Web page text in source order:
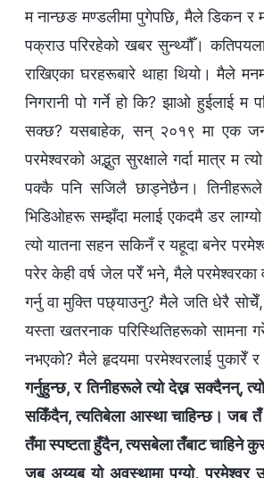
म नान्छङ मण्डलीमा पुगेपछि, मैले डिकन र
पक्राउ परिरहेको खबर सुन्थ्यौँ।
राखिएका घरहरूबारे थाहा थियो। मैले
निगरानी पो गर्ने हो कि? झाओ हुईलाई
सक्छ? यसबाहेक, सन् २०१९ मा एक जना
परमेश्‍वरको अद्भुत सुरक्षाले गर्दा मात्र
पक्कै पनि सजिलै छाड्नेछैन। तिनीहरूले
भिडिओहरू सम्झँदा मलाई एकदमै डर
त्यो यातना सहन सकिनँ र यहूदा बनेर
परेर केही वर्ष जेल परेँ भने, मैले परमेश्‍वरका
गर्नु वा मुक्ति पछ्याउनु? मैले जति धेरै
यस्ता खतरनाक परिस्थितिहरूको
नभएको? मैले हृदयमा परमेश्‍वरलाई पुकारेँ
गर्नुहुन्छ, र तिनीहरूले त्यो देख्न
सकिँदैन, त्यतिबेला आस्था चाहिन्छ। जब
तँमा स्पष्टता हुँदैन, त्यसबेला तँबाट चाहिने
जब अय्यूब यो अवस्थामा पुग्यो, परमेश्‍वर